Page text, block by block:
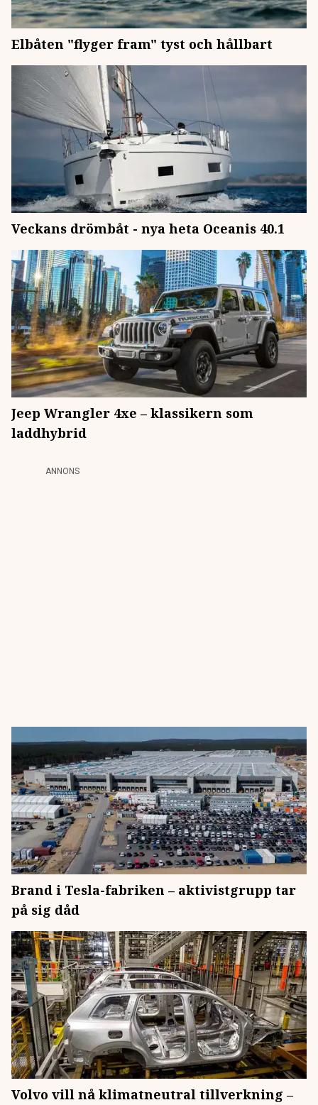
Elbåten "flyger fram" tyst och hållbart
Veckans drömbåt - nya heta Oceanis 40.1
Jeep Wrangler 4xe – klassikern som
laddhybrid
ANNONS
Brand i Tesla-fabriken – aktivistgrupp tar
på sig dåd
Volvo vill nå klimatneutral tillverkning –